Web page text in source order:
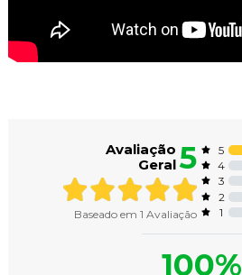
Avaliação
Geral5
Baseado em 1 Avaliação
5
4
3
2
1
100%